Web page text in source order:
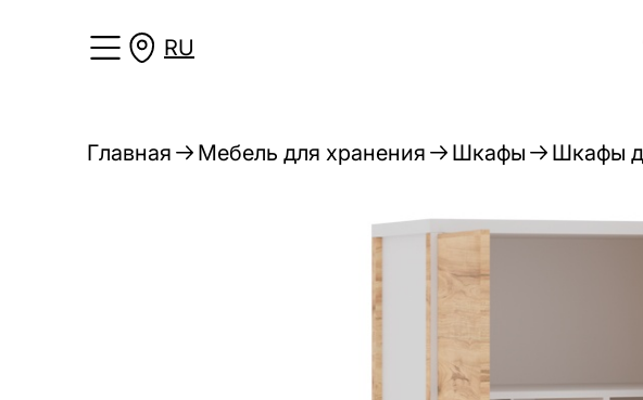
RU
Главная Мебель для хранения Шкафы Шкафы